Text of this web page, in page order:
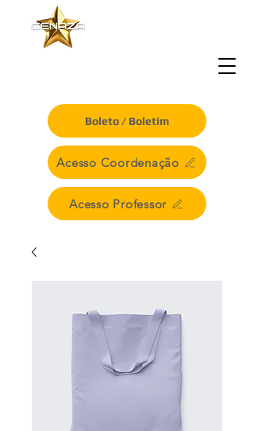
Boleto / Boletim
Acesso Coordenação
Acesso Professor